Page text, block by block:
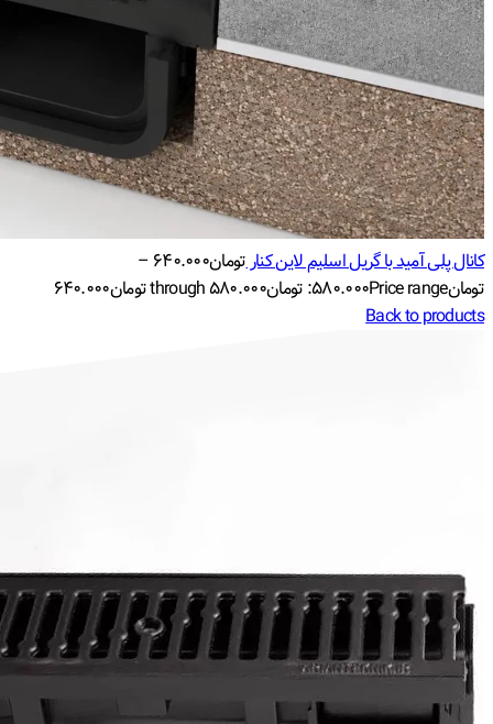
کانال پلی آمید با گریل اسلیم لاین کنارتومان۶۴۰.۰۰۰ –
تومان
۵۸۰.۰۰۰Price range: تومان۵۸۰.۰۰۰ through تومان۶۴۰.۰۰۰
Back to products